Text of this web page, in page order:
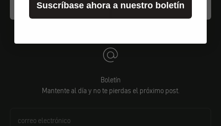
Angebot
$144.00
Angebot
$44.00
Boletín
Mantente al día y no te pierdas el próximo post.
correo electrónico
Suscríbase ahora a nuestro boletín